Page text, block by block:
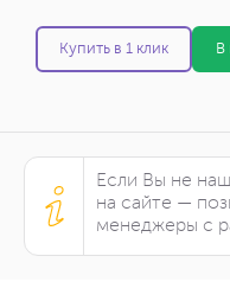
Купить в 1 клик В
Если Вы не
на сайте —
менеджеры с